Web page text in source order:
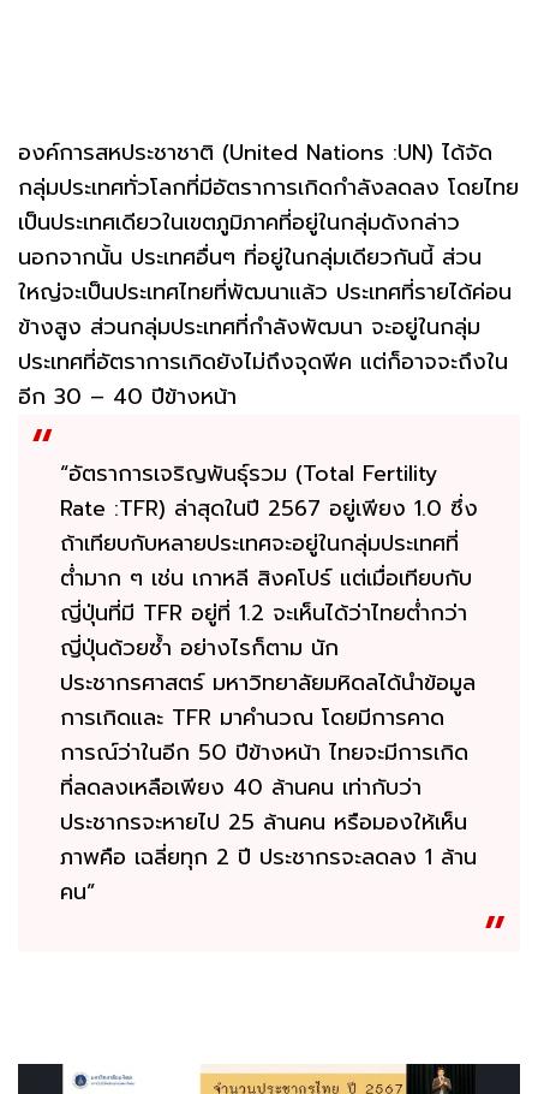
องค์การสหประชาชาติ (United Nations :UN) ได้จัด
กลุ่มประเทศทั่วโลกที่มีอัตราการเกิดกำลังลดลง โดยไทย
เป็นประเทศเดียวในเขตภูมิภาคที่อยู่ในกลุ่มดังกล่าว
นอกจากนั้น ประเทศอื่นๆ ที่อยู่ในกลุ่มเดียวกันนี้ ส่วน
ใหญ่จะเป็นประเทศไทยที่พัฒนาแล้ว ประเทศที่รายได้ค่อน
ข้างสูง ส่วนกลุ่มประเทศที่กำลังพัฒนา จะอยู่ในกลุ่ม
ประเทศที่อัตราการเกิดยังไม่ถึงจุดพีค แต่ก็อาจจะถึงใน
อีก 30 – 40 ปีข้างหน้า
“อัตราการเจริญพันธุ์รวม (Total Fertility
Rate :TFR) ล่าสุดในปี 2567 อยู่เพียง 1.0 ซึ่ง
ถ้าเทียบกับหลายประเทศจะอยู่ในกลุ่มประเทศที่
ต่ำมาก ๆ เช่น เกาหลี สิงคโปร์ แต่เมื่อเทียบกับ
ญี่ปุ่นที่มี TFR อยู่ที่ 1.2 จะเห็นได้ว่าไทยต่ำกว่า
ญี่ปุ่นด้วยซ้ำ อย่างไรก็ตาม นัก
ประชากรศาสตร์ มหาวิทยาลัยมหิดลได้นำข้อมูล
การเกิดและ TFR มาคำนวณ โดยมีการคาด
การณ์ว่าในอีก 50 ปีข้างหน้า ไทยจะมีการเกิด
ที่ลดลงเหลือเพียง 40 ล้านคน เท่ากับว่า
ประชากรจะหายไป 25 ล้านคน หรือมองให้เห็น
ภาพคือ เฉลี่ยทุก 2 ปี ประชากรจะลดลง 1 ล้าน
คน”